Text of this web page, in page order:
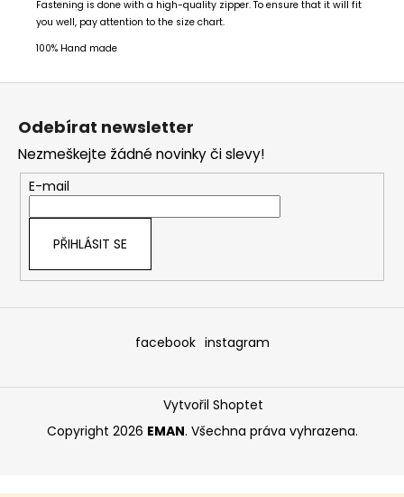
Fastening is done with a high-quality zipper. To ensure that it will fit
you well, pay attention to the size chart.
100% Hand made
Odebírat newsletter
Nezmeškejte žádné novinky či slevy!
E-mail
PŘIHLÁSIT SE
facebook instagram
Vytvořil Shoptet
Copyright 2026 EMAN. Všechna práva vyhrazena.